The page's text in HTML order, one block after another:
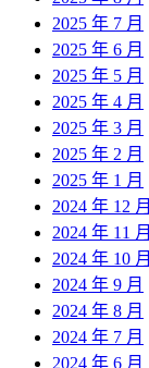
2025 年 7 月
2025 年 6 月
2025 年 5 月
2025 年 4 月
2025 年 3 月
2025 年 2 月
2025 年 1 月
2024 年 12 月
2024 年 11 月
2024 年 10 月
2024 年 9 月
2024 年 8 月
2024 年 7 月
2024 年 6 月